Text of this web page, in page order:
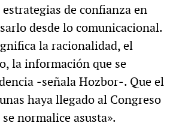
de confianza en
desde lo comunicacional.
la racionalidad, el
la información que se
‒señala Hozbor‒. Que el
haya llegado al Congreso
normalice asusta».